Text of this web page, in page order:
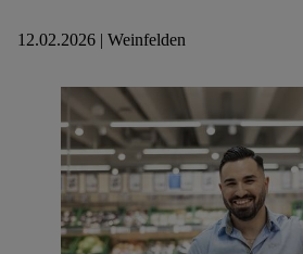
12.02.2026 | Weinfelden